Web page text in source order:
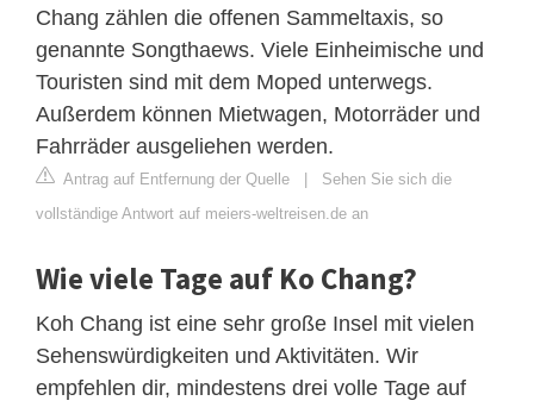
Chang zählen die offenen Sammeltaxis, so
genannte Songthaews. Viele Einheimische und
Touristen sind mit dem Moped unterwegs.
Außerdem können Mietwagen, Motorräder und
Fahrräder ausgeliehen werden.
Antrag auf Entfernung der Quelle
Sehen Sie sich die
vollständige Antwort auf meiers-weltreisen.de an
Wie viele Tage auf Ko Chang?
Koh Chang ist eine sehr große Insel mit vielen
Sehenswürdigkeiten und Aktivitäten. Wir
empfehlen dir, mindestens drei volle Tage auf